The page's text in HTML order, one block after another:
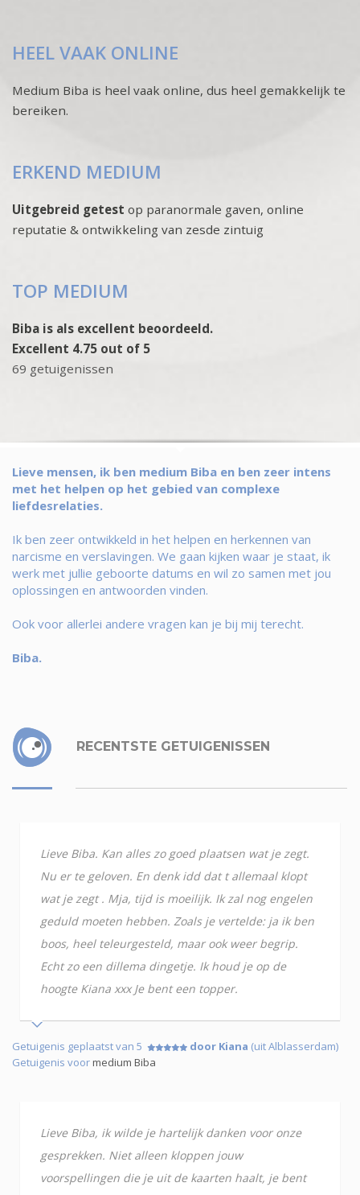
HEEL VAAK ONLINE
Medium Biba is heel vaak online, dus heel gemakkelijk te
bereiken.
ERKEND MEDIUM
Uitgebreid getest op paranormale gaven, online
reputatie & ontwikkeling van zesde zintuig
TOP MEDIUM
Biba is als excellent beoordeeld.
Excellent 4.75 out of 5
69 getuigenissen
Lieve mensen, ik ben medium Biba en ben zeer intens
met het helpen op het gebied van complexe
liefdesrelaties.
Ik ben zeer ontwikkeld in het helpen en herkennen van
narcisme en verslavingen. We gaan kijken waar je staat, ik
werk met jullie geboorte datums en wil zo samen met jou
oplossingen en antwoorden vinden.
Ook voor allerlei andere vragen kan je bij mij terecht.
Biba.
RECENTSTE GETUIGENISSEN
Lieve Biba. Kan alles zo goed plaatsen wat je zegt.
Nu er te geloven. En denk idd dat t allemaal klopt
wat je zegt . Mja, tijd is moeilijk. Ik zal nog engelen
geduld moeten hebben. Zoals je vertelde: ja ik ben
boos, heel teleurgesteld, maar ook weer begrip.
Echt zo een dillema dingetje. Ik houd je op de
hoogte Kiana xxx Je bent een topper.
Getuigenis geplaatst van 5 door Kiana (uit Alblasserdam)
Getuigenis voormedium Biba
Lieve Biba, ik wilde je hartelijk danken voor onze
gesprekken. Niet alleen kloppen jouw
voorspellingen die je uit de kaarten haalt, je bent